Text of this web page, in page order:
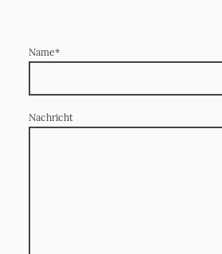
Name*
Nachricht